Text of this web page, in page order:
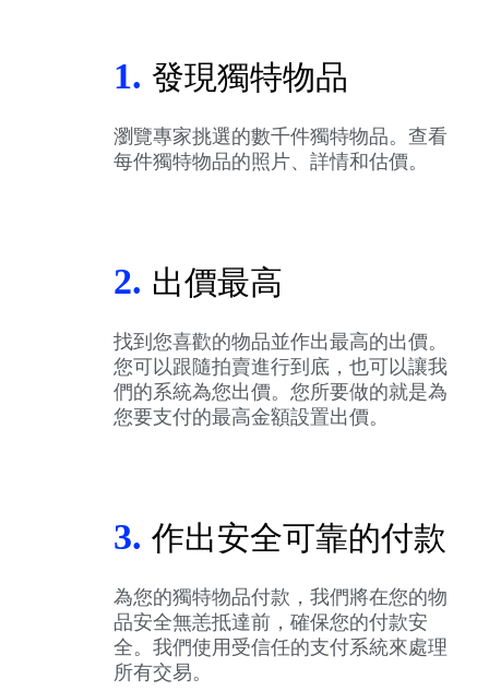
1. 發現獨特物品
瀏覽專家挑選的數千件獨特物品。查看
每件獨特物品的照片、詳情和估價。
2. 出價最高
找到您喜歡的物品並作出最高的出價。
您可以跟隨拍賣進行到底，也可以讓我
們的系統為您出價。您所要做的就是為
您要支付的最高金額設置出價。
3. 作出安全可靠的付款
為您的獨特物品付款，我們將在您的物
品安全無恙抵達前，確保您的付款安
全。我們使用受信任的支付系統來處理
所有交易。